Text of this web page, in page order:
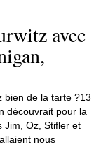
avec
bien de la tarte ?13
découvrait pour la
Jim, Oz, Stifler et
nous